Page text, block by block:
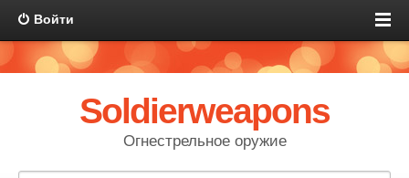
Войти
Soldierweapons
Огнестрельное оружие